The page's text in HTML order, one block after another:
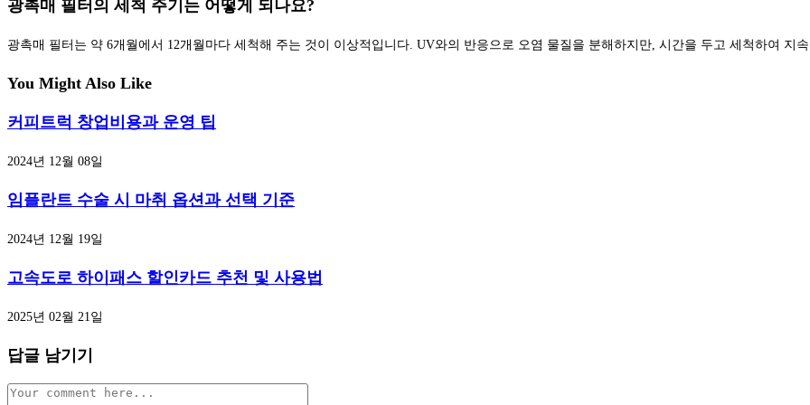
광촉매 필터의 세척 주기는 어떻게 되나요?
광촉매 필터는 약 6개월에서 12개월마다 세척해 주는 것이 이상적입니다. UV와의 반응으로 오염 물질을 분해하지만, 시간을 두고 세척하여 지
You Might Also Like
커피트럭 창업비용과 운영 팁
2024년 12월 08일
임플란트 수술 시 마취 옵션과 선택 기준
2024년 12월 19일
고속도로 하이패스 할인카드 추천 및 사용법
2025년 02월 21일
답글 남기기
Comment